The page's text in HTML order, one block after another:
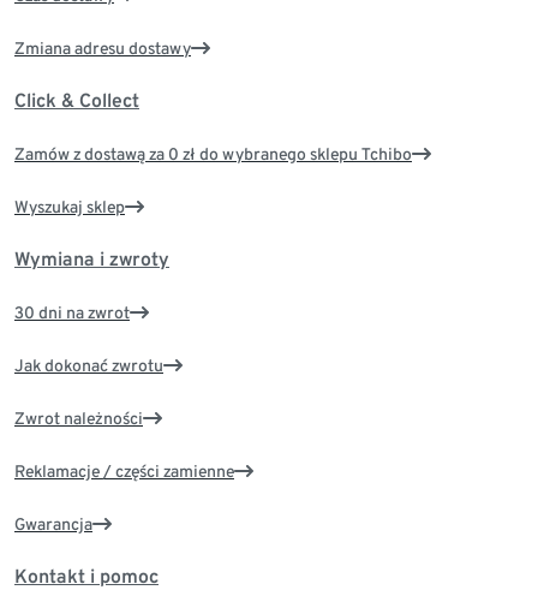
Zmiana adresu dostawy
Click & Collect
Zamów z dostawą za 0 zł do wybranego sklepu Tchibo
Wyszukaj sklep
Wymiana i zwroty
30 dni na zwrot
Jak dokonać zwrotu
Zwrot należności
Reklamacje / części zamienne
Gwarancja
Kontakt i pomoc